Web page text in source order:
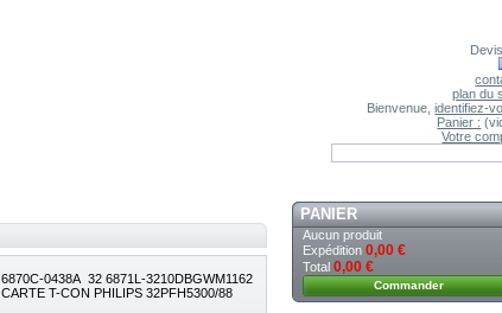
plan du
Bienvenue,identifiez-
Panier :
Votre
6870C-0438A 32 6871L-3210DBGWM1162
CARTE T-CON PHILIPS 32PFH5300/88
PANIER
Aucun produit
Expédition 0,00 €
Total 0,00 €
Commander